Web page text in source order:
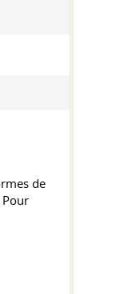
de